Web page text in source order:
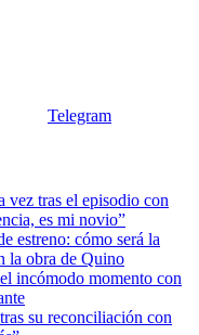
Telegram
vez tras el episodio con
es mi novio”
estreno: cómo será la
la obra de Quino
incómodo momento con
su reconciliación con